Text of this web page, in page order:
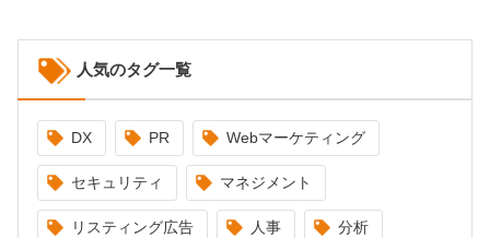
人気のタグ一覧
DX PR Webマーケティング
セキュリティ マネジメント
リスティング広告 人事 分析